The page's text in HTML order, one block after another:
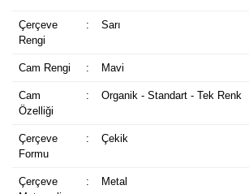
Çerçeve
Rengi
: Sarı
Cam Rengi : Mavi
Cam
Özelliği
: Organik - Standart - Tek Renk
Çerçeve
Formu
: Çekik
Çerçeve
: Metal